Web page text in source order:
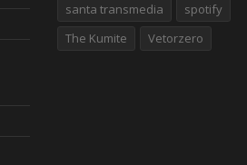
santa transmedia
spotify
The Kumite
Vetorzero